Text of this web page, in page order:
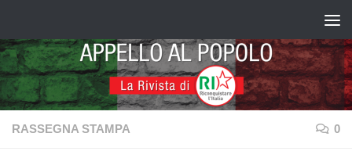
RASSEGNA STAMPA 0